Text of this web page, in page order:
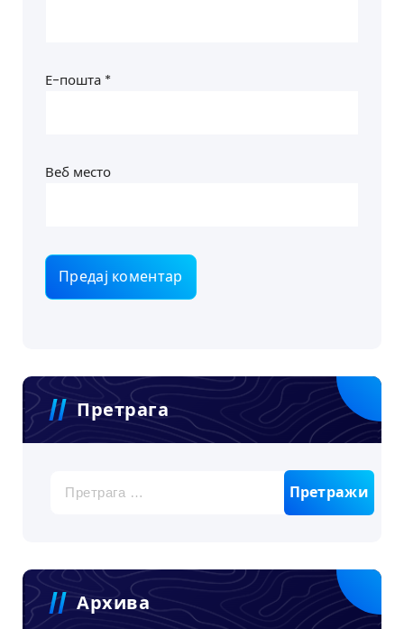
Е-пошта *
Веб место
Претрага
Архива